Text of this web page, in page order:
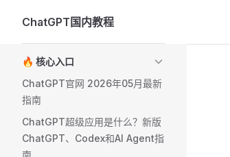
Skip to content
ChatGPT国内教程
🔥 核心入口
ChatGPT官网 2026年05月最新
指南
ChatGPT超级应用是什么？新版
ChatGPT、Codex和AI Agent指
南